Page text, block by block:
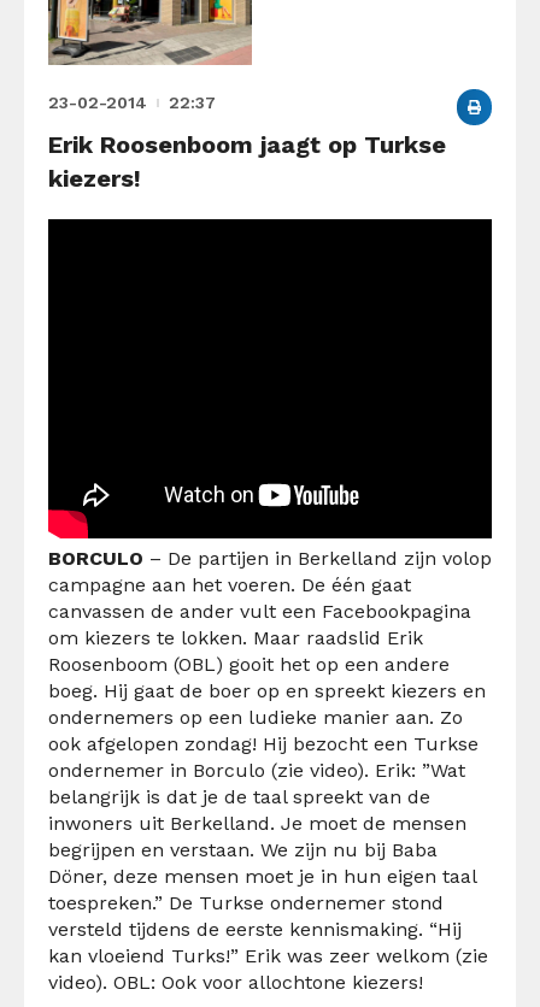
23-02-2014 22:37
Erik Roosenboom jaagt op Turkse
kiezers!
BORCULO – De partijen in Berkelland zijn volop
campagne aan het voeren. De één gaat
canvassen de ander vult een Facebookpagina
om kiezers te lokken. Maar raadslid Erik
Roosenboom (OBL) gooit het op een andere
boeg. Hij gaat de boer op en spreekt kiezers en
ondernemers op een ludieke manier aan. Zo
ook afgelopen zondag! Hij bezocht een Turkse
ondernemer in Borculo (zie video). Erik: ”Wat
belangrijk is dat je de taal spreekt van de
inwoners uit Berkelland. Je moet de mensen
begrijpen en verstaan. We zijn nu bij Baba
Döner, deze mensen moet je in hun eigen taal
toespreken.” De Turkse ondernemer stond
versteld tijdens de eerste kennismaking. “Hij
kan vloeiend Turks!” Erik was zeer welkom (zie
video). OBL: Ook voor allochtone kiezers!